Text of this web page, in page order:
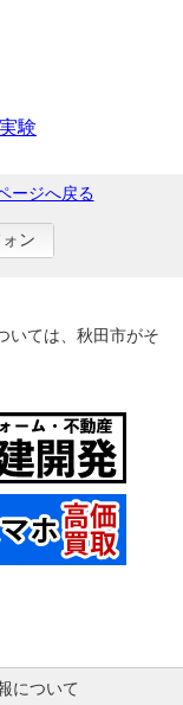
験
ージへ戻る
ン
いては、秋田市がそ
について